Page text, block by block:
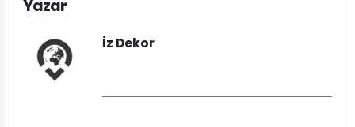
Yazar
İz Dekor